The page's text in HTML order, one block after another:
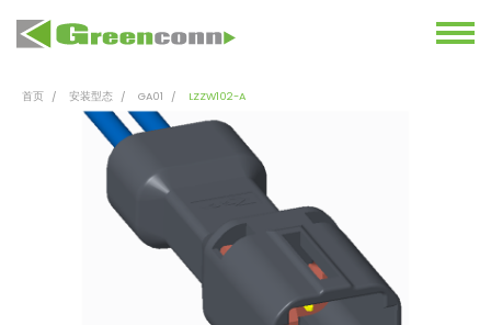
首页 安装型态 GA01 LZZW102-A